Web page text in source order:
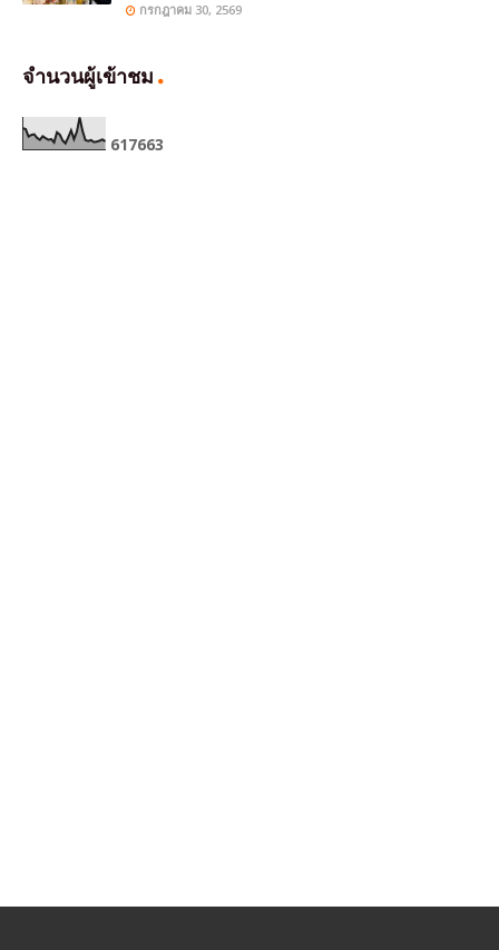
กรกฎาคม 30, 2569
จำนวนผู้เข้าชม
617663